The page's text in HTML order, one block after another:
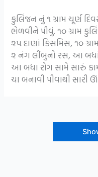
કુલિંજન નું ૧ ગ્રામ ચૂર્ણ
ભેળવીને પીવું. ૧૦ ગ્રામ
૨૫ દાણાં કિસમિસ, ૧૦
૨ નંગ લીંબુનો રસ, આ
આ બધા રોગ સામે સારું
ચા બનાવી પીવાથી